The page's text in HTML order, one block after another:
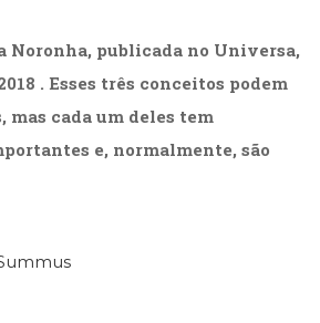
Noronha, publicada no Universa,
. Esses três conceitos podem
mas cada um deles tem
e, normalmente, são